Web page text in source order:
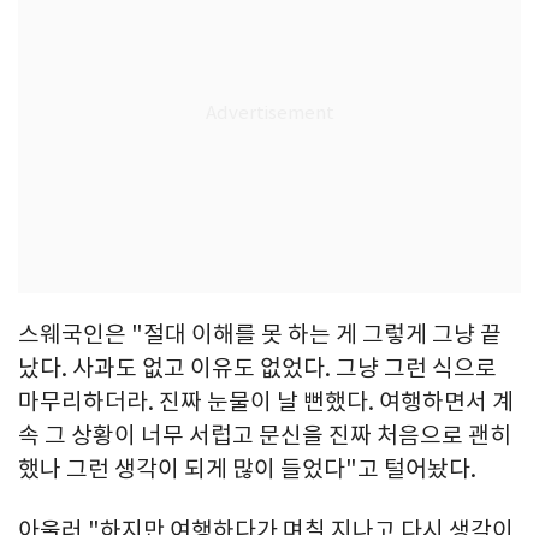
스웨국인은 "절대 이해를 못 하는 게 그렇게 그냥 끝
났다. 사과도 없고 이유도 없었다. 그냥 그런 식으로
마무리하더라. 진짜 눈물이 날 뻔했다. 여행하면서 계
속 그 상황이 너무 서럽고 문신을 진짜 처음으로 괜히
했나 그런 생각이 되게 많이 들었다"고 털어놨다.